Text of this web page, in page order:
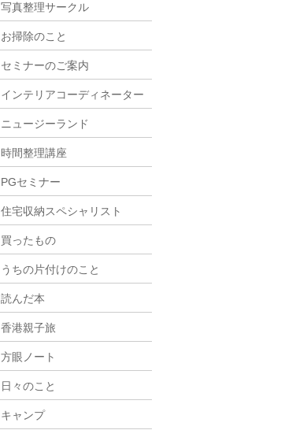
写真整理サークル
お掃除のこと
セミナーのご案内
インテリアコーディネーター
ニュージーランド
時間整理講座
PGセミナー
住宅収納スペシャリスト
買ったもの
うちの片付けのこと
読んだ本
香港親子旅
方眼ノート
日々のこと
キャンプ